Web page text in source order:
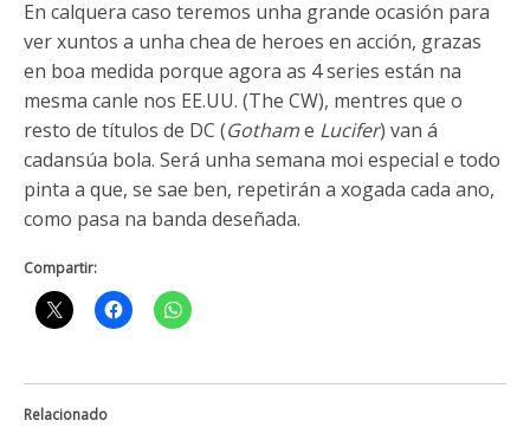
En calquera caso teremos unha grande ocasión para
ver xuntos a unha chea de heroes en acción, grazas
en boa medida porque agora as 4 series están na
mesma canle nos EE.UU. (The CW), mentres que o
resto de títulos de DC (Gothame Lucifer) van á
cadansúa bola. Será unha semana moi especial e todo
pinta a que, se sae ben, repetirán a xogada cada ano,
como pasa na banda deseñada.
Compartir:
Relacionado